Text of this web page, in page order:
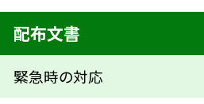
配布文書
緊急時の対応